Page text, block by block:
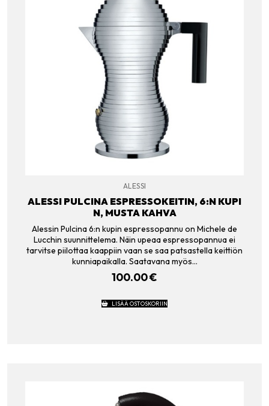
ALESSI
ALESSI PULCINA ESPRESSOKEITIN, 6:N KUPI
N, MUSTA KAHVA
Alessin Pulcina 6:n kupin espressopannu on Michele de
Lucchin suunnittelema. Näin upeaa espressopannua ei
tarvitse piilottaa kaappiin vaan se saa patsastella keittiön
kunniapaikalla. Saatavana myös…
100.00€
LISÄÄ OSTOSKORIIN